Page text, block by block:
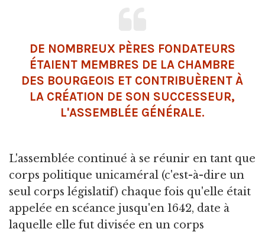
DE NOMBREUX PÈRES FONDATEURS
ÉTAIENT MEMBRES DE LA CHAMBRE
DES BOURGEOIS ET CONTRIBUÈRENT À
LA CRÉATION DE SON SUCCESSEUR,
L'ASSEMBLÉE GÉNÉRALE.
L'assemblée continué à se réunir en tant que
corps politique unicaméral (c'est-à-dire un
seul corps législatif) chaque fois qu'elle était
appelée en scéance jusqu'en 1642, date à
laquelle elle fut divisée en un corps